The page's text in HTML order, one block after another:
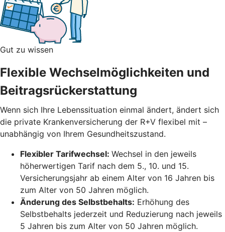
Gut zu wissen
Flexible Wechselmöglichkeiten und
Beitragsrückerstattung
Wenn sich Ihre Lebenssituation einmal ändert, ändert sich
die private Krankenversicherung der R+V flexibel mit –
unabhängig von Ihrem Gesundheitszustand.
Flexibler Tarifwechsel: Wechsel in den jeweils
höherwertigen Tarif nach dem 5., 10. und 15.
Versicherungsjahr ab einem Alter von 16 Jahren bis
zum Alter von 50 Jahren möglich.
Änderung des Selbstbehalts: Erhöhung des
Selbstbehalts jederzeit und Reduzierung nach jeweils
5 Jahren bis zum Alter von 50 Jahren möglich.